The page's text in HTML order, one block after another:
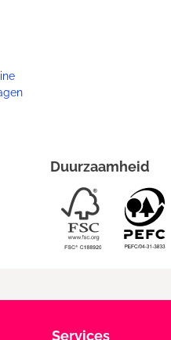
Duurzaamheid
Services